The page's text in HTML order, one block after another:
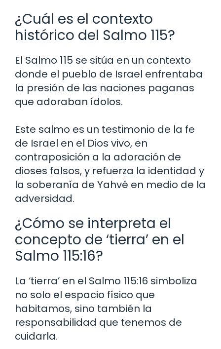
¿Cuál es el contexto
histórico del Salmo 115?
El Salmo 115 se sitúa en un contexto
donde el pueblo de Israel enfrentaba
la presión de las naciones paganas
que adoraban ídolos.
Este salmo es un testimonio de la fe
de Israel en el Dios vivo, en
contraposición a la adoración de
dioses falsos, y refuerza la identidad y
la soberanía de Yahvé en medio de la
adversidad.
¿Cómo se interpreta el
concepto de ‘tierra’ en el
Salmo 115:16?
La ‘tierra’ en el Salmo 115:16 simboliza
no solo el espacio físico que
habitamos, sino también la
responsabilidad que tenemos de
cuidarla.